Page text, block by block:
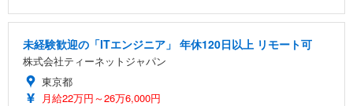
未経験歓迎の「ITエンジニア」 年休120日以上 リモート可
株式会社ティーネットジャパン
東京都
月給22万円～26万6,000円